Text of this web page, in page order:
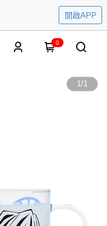
開啟APP
0
1/1